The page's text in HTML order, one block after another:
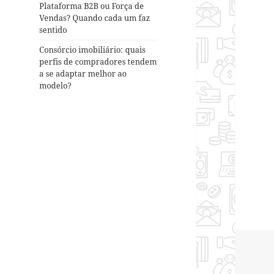
Plataforma B2B ou Força de
Vendas? Quando cada um faz
sentido
Consórcio imobiliário: quais
perfis de compradores tendem
a se adaptar melhor ao
modelo?